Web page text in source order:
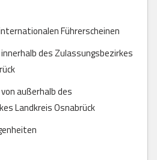
Führerscheinen
des Zulassungsbezirkes
außerhalb des
Landkreis Osnabrück